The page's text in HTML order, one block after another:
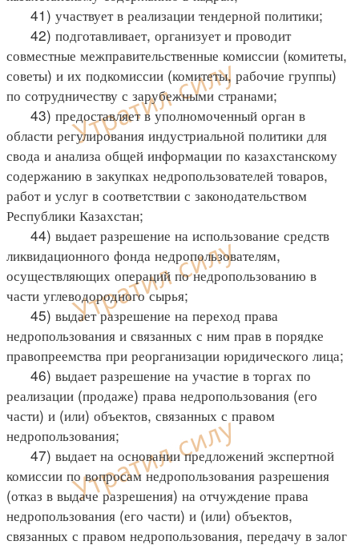
41) участвует в реализации тендерной политики;
42) подготавливает, организует и проводит
совместные межправительственные комиссии (комитеты,
советы) и их подкомиссии (комитеты, рабочие группы)
по сотрудничеству с зарубежными странами;
43) предоставляет в уполномоченный орган в
области регулирования индустриальной политики для
свода и анализа общей информации по казахстанскому
содержанию в закупках недропользователей товаров,
работ и услуг в соответствии с законодательством
Республики Казахстан;
44) выдает разрешение на использование средств
ликвидационного фонда недропользователям,
осуществляющих операций по недропользованию в
части углеводородного сырья;
45) выдает разрешение на переход права
недропользования и связанных с ним прав в порядке
правопреемства при реорганизации юридического лица;
46) выдает разрешение на участие в торгах по
реализации (продаже) права недропользования (его
части) и (или) объектов, связанных с правом
недропользования;
47) выдает на основании предложений экспертной
комиссии по вопросам недропользования разрешения
(отказ в выдаче разрешения) на отчуждение права
недропользования (его части) и (или) объектов,
связанных с правом недропользования, передачу в залог